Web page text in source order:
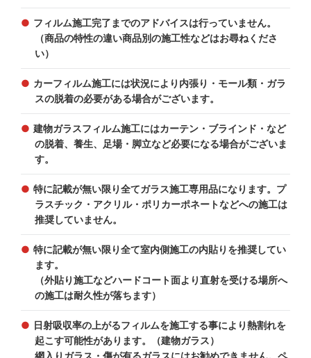
フィルム施工完了までのアドバイスは行っていません。
（商品の特性の違い商品別の施工性などはお尋ねくださ
い）
カーフィルム施工には状況により内張り・モール類・ガラ
スの脱着の必要がある場合がございます。
建物ガラスフィルム施工にはカーテン・ブラインド・など
の脱着、養生、足場・脚立など必要になる場合がございま
す。
特に記載が無い限り全てガラス施工専用品になります。プ
ラスチック・アクリル・ポリカーポネートなどへの施工は
推奨していません。
特に記載が無い限り全て室内側施工の内貼りを推奨してい
ます。
（外貼り施工などハードコート面より直射を受ける場所へ
の施工は耐久性が落ちます）
日射吸収率の上がるフィルムを施工する事により熱割れを
起こす可能性があります。（建物ガラス）
網入りガラス・傷が有るガラスにはお勧めできません。ペ